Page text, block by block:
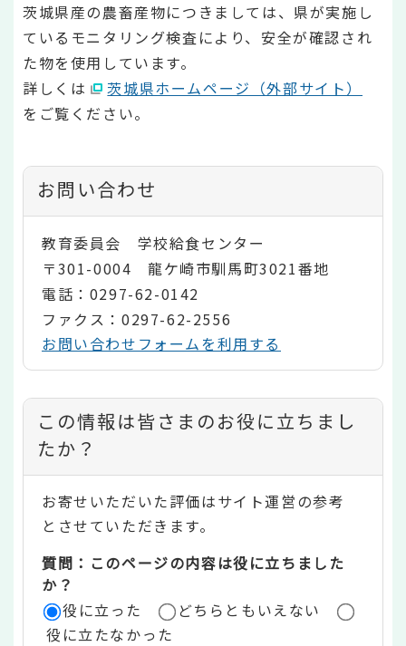
茨城県産の農畜産物につきましては、県が実施し
ているモニタリング検査により、安全が確認され
た物を使用しています。
詳しくは
茨城県ホームページ（外部サイト）
をご覧ください。
お問い合わせ
教育委員会 学校給食センター
〒301-0004 龍ケ崎市馴馬町3021番地
電話：0297-62-0142
ファクス：0297-62-2556
お問い合わせフォームを利用する
コ
ン
テ
ン
ツ
評
価
この情報は皆さまのお役に立ちまし
たか？
お寄せいただいた評価はサイト運営の参考
とさせていただきます。
質問：このページの内容は役に立ちました
か？
役に立った
どちらともいえない
役に立たなかった